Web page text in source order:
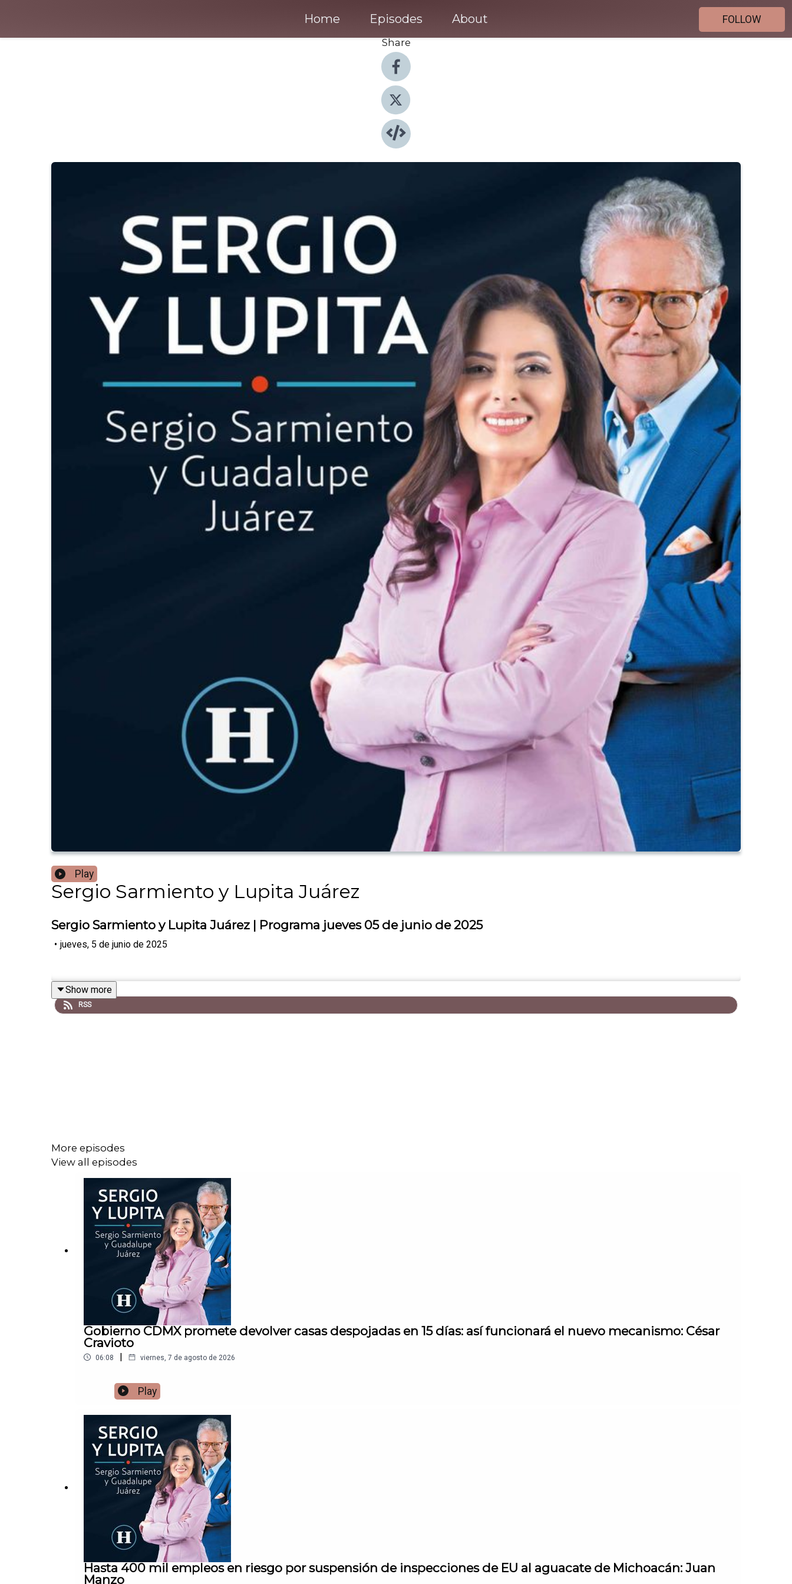
Home Episodes About
FOLLOW
Share
Play
Sergio Sarmiento y Lupita Juárez
Sergio Sarmiento y Lupita Juárez | Programa jueves 05 de junio de 2025
• jueves, 5 de junio de 2025
Show more
RSS
More episodes
View all episodes
Gobierno CDMX promete devolver casas despojadas en 15 días: así funcionará el nuevo mecanismo: César
Cravioto
06:08 | viernes, 7 de agosto de 2026
Play
Hasta 400 mil empleos en riesgo por suspensión de inspecciones de EU al aguacate de Michoacán: Juan
Manzo